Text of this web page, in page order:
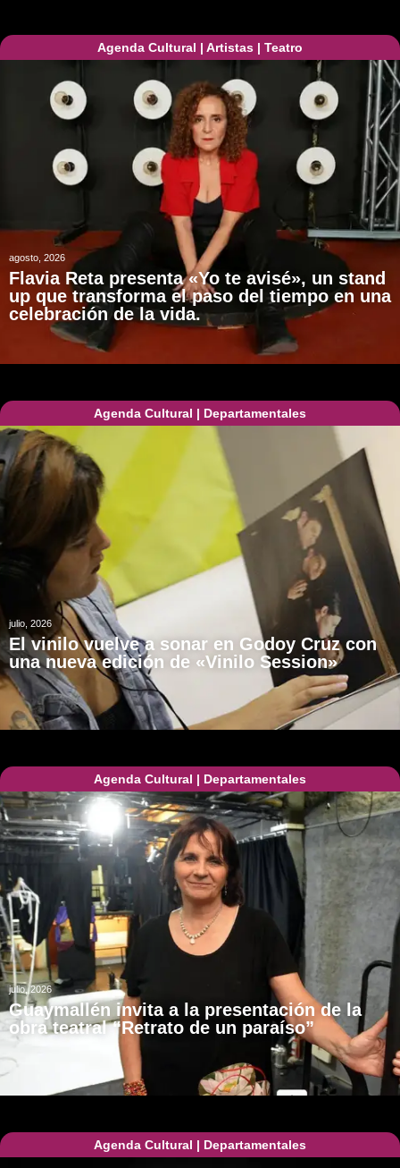
Agenda Cultural | Artistas | Teatro
agosto, 2026
Flavia Reta presenta «Yo te avisé», un stand
up que transforma el paso del tiempo en una
celebración de la vida.
Agenda Cultural | Departamentales
julio, 2026
El vinilo vuelve a sonar en Godoy Cruz con
una nueva edición de «Vinilo Session»
Agenda Cultural | Departamentales
julio, 2026
Guaymallén invita a la presentación de la
obra teatral “Retrato de un paraíso”
Agenda Cultural | Departamentales